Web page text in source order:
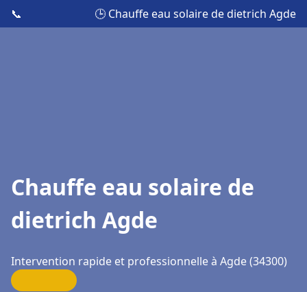
📞 🕒 Chauffe eau solaire de dietrich Agde
Chauffe eau solaire de
dietrich Agde
Intervention rapide et professionnelle à Agde (34300)